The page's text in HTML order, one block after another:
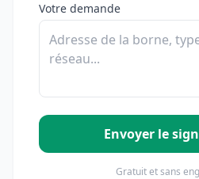
Votre demande
Envoyer le
Gratuit et sans